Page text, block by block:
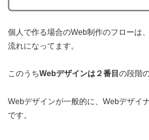
個人で作る場合のWeb制作のフローは
流れになってます。
このうちWebデザインは２番目 の段階
Webデザインが一般的に、Webデザイ
です。